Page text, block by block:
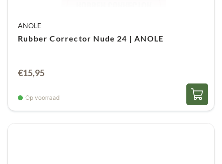
ANOLE
Rubber Corrector Nude 24 | ANOLE
€15,95
Op voorraad